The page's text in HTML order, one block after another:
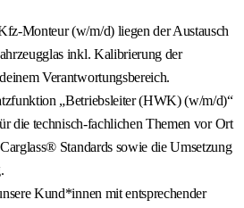
Monteur (w/m/d) liegen der Austausch
inkl. Kalibrierung der
Verantwortungsbereich.
„Betriebsleiter (HWK) (w/m/d)“
die technisch-fachlichen Themen vor Ort
Standards sowie die Umsetzung
Kund*innen mit entsprechender